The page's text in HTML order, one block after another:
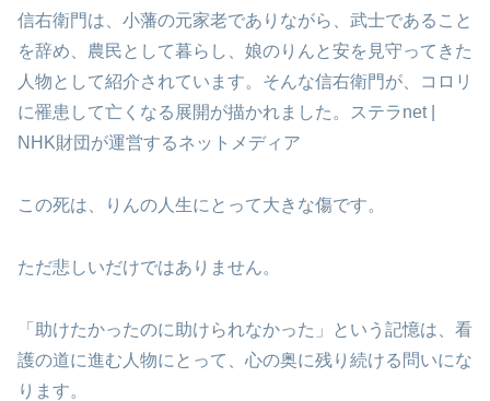
信右衛門は、小藩の元家老でありながら、武士であること
を辞め、農民として暮らし、娘のりんと安を見守ってきた
人物として紹介されています。そんな信右衛門が、コロリ
に罹患して亡くなる展開が描かれました。ステラnet |
NHK財団が運営するネットメディア
この死は、りんの人生にとって大きな傷です。
ただ悲しいだけではありません。
「助けたかったのに助けられなかった」という記憶は、看
護の道に進む人物にとって、心の奥に残り続ける問いにな
ります。